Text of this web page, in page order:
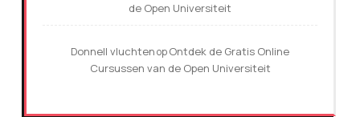
de Open Universiteit
Donnell vluchtenopOntdek de Gratis Online
Cursussen van de Open Universiteit